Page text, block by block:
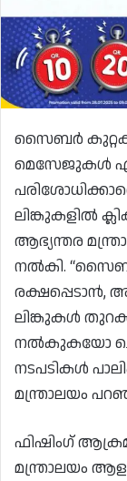
സൈബർ
മെസേജുകൾ
ലിങ്കുകളിൽ
ആഭ്യന്തര
നൽകി.
രക്ഷപ്പെടാൻ,
ലിങ്കുകൾ
നൽകുകയോ
നടപടികൾ
മന്ത്രാലയം
ഫിഷിംഗ്
മന്ത്രാലയം